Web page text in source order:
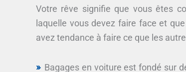
Votre rêve signifie que vous êtes
laquelle vous devez faire face et
avez tendance à faire ce que les
Bagages en voiture est fondé sur